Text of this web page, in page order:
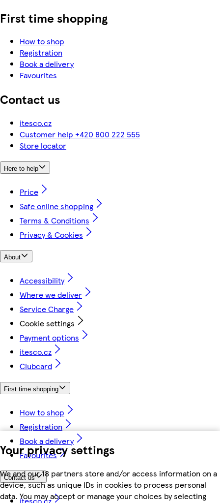
Your privacy settings
We and our 18 partners store and/or access information on a
device, such as unique IDs in cookies to process personal
data. You may accept or manage your choices by selecting
First time shopping
How to shop
Registration
Book a delivery
Favourites
Contact us
itesco.cz
Customer help +420 800 222 555
Store locator
Here to help
Price
Safe online shopping
Terms & Conditions
Privacy & Cookies
About
Accessibility
Where we deliver
Service Charge
Cookie settings
Payment options
itesco.cz
Clubcard
First time shopping
How to shop
Registration
Book a delivery
Favourites
Contact us